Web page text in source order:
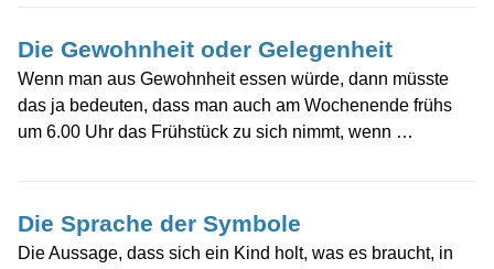
Die Gewohnheit oder Gelegenheit
Wenn man aus Gewohnheit essen würde, dann müsste
das ja bedeuten, dass man auch am Wochenende frühs
um 6.00 Uhr das Frühstück zu sich nimmt, wenn …
Die Sprache der Symbole
Die Aussage, dass sich ein Kind holt, was es braucht, in